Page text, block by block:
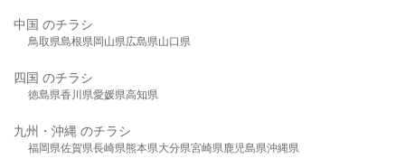
中国 のチラシ
鳥取県島根県岡山県広島県山口県
四国 のチラシ
徳島県香川県愛媛県高知県
九州・沖縄 のチラシ
福岡県佐賀県長崎県熊本県大分県宮崎県鹿児島県沖縄県